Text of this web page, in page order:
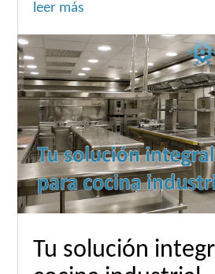
leer más
Tu solución